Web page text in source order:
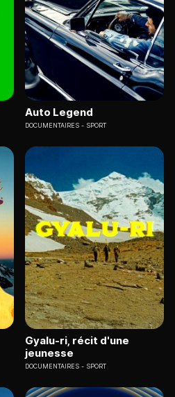
Auto Legend
DOCUMENTAIRES SPORT
Gyalu-ri, récit d'une
jeunesse
DOCUMENTAIRES SPORT